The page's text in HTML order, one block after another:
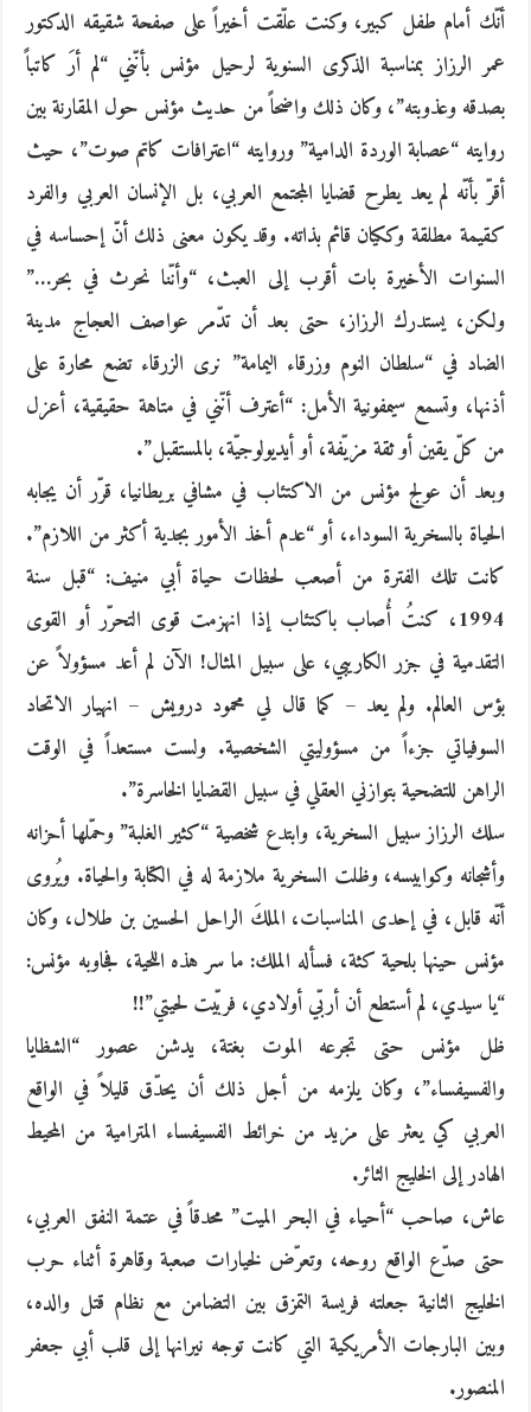
أنّك أمام طفل كبير، وكنت علّقت أخيراً على صفحة شقيقه الدكتور
عمر الرزاز بمناسبة الذكرى السنوية لرحيل مؤنس بأنّني “لم أرَ كاتباً
بصدقه وعذوبته”، وكان ذلك واضحاً من حديث مؤنس حول المقارنة بين
روايته “عصابة الوردة الدامية” وروايته “اعترافات كاتم صوت”، حيث
أقرّ بأنّه لم يعد يطرح قضايا المجتمع العربي، بل الإنسان العربي والفرد
كقيمة مطلقة وككيان قائم بذاته. وقد يكون معنى ذلك أنّ إحساسه في
السنوات الأخيرة بات أقرب إلى العبث، “وأنّنا نحرث في بحر…”
ولكن، يستدرك الرزاز، حتى بعد أن تدّمر عواصف العجاج مدينة
الضاد في “سلطان النوم وزرقاء اليمامة” نرى الزرقاء تضع محارة على
أذنها، وتسمع سيمفونية الأمل: “أعترف أنّني في متاهة حقيقية، أعزل
من كلّ يقين أو ثقة مزيّفة، أو أيديولوجيّة، بالمستقبل”.
وبعد أن عولج مؤنس من الاكتئاب في مشافي بريطانيا، قرّر أن يجابه
الحياة بالسخرية السوداء، أو “عدم أخذ الأمور بجدية أكثر من اللازم”.
كانت تلك الفترة من أصعب لحظات حياة أبي منيف: “قبل سنة
1994، كنتُ أُصاب باكتئاب إذا انهزمت قوى التحرّر أو القوى
التقدمية في جزر الكاريبي، على سبيل المثال! الآن لم أعد مسؤولاً عن
بؤس العالم. ولم يعد – كما قال لي محمود درويش – انهيار الاتحاد
السوفياتي جزءاً من مسؤوليتي الشخصية. ولست مستعداً في الوقت
الراهن للتضحية بتوازني العقلي في سبيل القضايا الخاسرة”.
سلك الرزاز سبيل السخرية، وابتدع شخصية “كثير الغلبة” وحمّلها أحزانه
وأشجانه وكوابيسه، وظلت السخرية ملازمة له في الكتابة والحياة. ويُروى
أنّه قابل، في إحدى المناسبات، الملكَ الراحل الحسين بن طلال، وكان
مؤنس حينها بلحية كثة، فسأله الملك: ما سر هذه اللحية، فجاوبه مؤنس:
“يا سيدي، لم أستطع أن أربّي أولادي، فربّيت لحيتي”!!
ظل مؤنس حتى تجرعه الموت بغتة، يدشن عصور “الشظايا
والفسيفساء”، وكان يلزمه من أجل ذلك أن يحدّق قليلاً في الواقع
العربي كي يعثر على مزيد من خرائط الفسيفساء المترامية من المحيط
الهادر إلى الخليج الثائر.
عاش، صاحب “أحياء في البحر الميت” محدقاً في عتمة النفق العربي،
حتى صدّع الواقع روحه، وتعرّض لخيارات صعبة وقاهرة أثناء حرب
الخليج الثانية جعلته فريسة التمزق بين التضامن مع نظام قتل والده،
وبين البارجات الأمريكية التي كانت توجه نيرانها إلى قلب أبي جعفر
المنصور.